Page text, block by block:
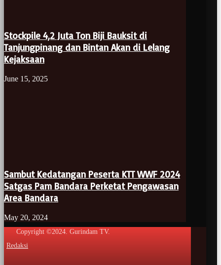
Stockpile 4,2 Juta Ton Biji Bauksit di
Tanjungpinang dan Bintan Akan di Lelang
Kejaksaan
June 15, 2025
Sambut Kedatangan Peserta KTT WWF 2024
Satgas Pam Bandara Perketat Pengawasan
Area Bandara
May 20, 2024
Copyright ©2024. Gurindam TV.
Redaksi